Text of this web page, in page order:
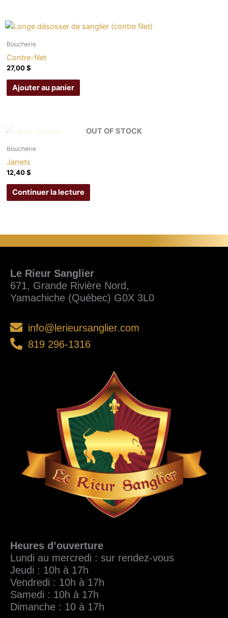
Boucherie
Contre-filet
27,00$
Ajouter au panier
OUT OF STOCK
Boucherie
Jarrets
12,40$
Continuer la lecture
Le Rieur Sanglier
671, Grande Rivière Nord,
Yamachiche (Québec) G0X 3L0
info@lerieursanglier.com
819 296-1316
Heures d’ouverture
Lundi au mercredi : sur rendez-vous
Jeudi : 10h à 17h
Vendredi : 10h à 17h
Samedi : 10h à 17h
Dimanche : 10 à 17h